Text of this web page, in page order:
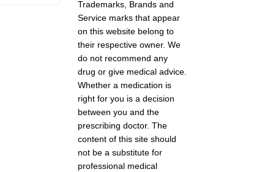
Trademarks, Brands and
Service marks that appear
on this website belong to
their respective owner. We
do not recommend any
drug or give medical advice.
Whether a medication is
right for you is a decision
between you and the
prescribing doctor. The
content of this site should
not be a substitute for
professional medical